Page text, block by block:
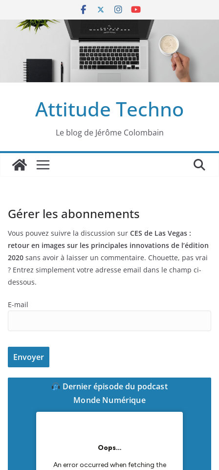
contenu
Attitude Techno
Le blog de Jérôme Colombain
Gérer les abonnements
Vous pouvez suivre la discussion sur CES de Las Vegas :
retour en images sur les principales innovations de l’édition
2020 sans avoir à laisser un commentaire. Chouette, pas vrai
? Entrez simplement votre adresse email dans le champ ci-
dessous.
E-mail
Dernier épisode du podcast
Monde Numérique